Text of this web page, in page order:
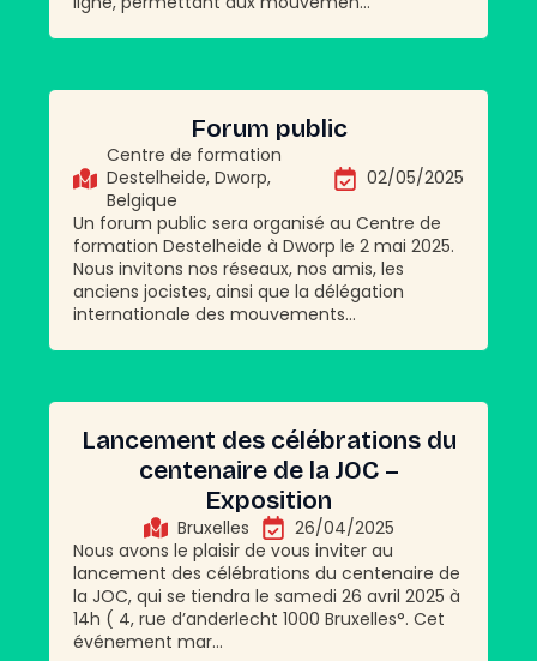
Forum public
Centre de formation
Destelheide, Dworp,
Belgique
02/05/2025
Un forum public sera organisé au Centre de
formation Destelheide à Dworp le 2 mai 2025.
Nous invitons nos réseaux, nos amis, les
anciens jocistes, ainsi que la délégation
internationale des mouvements...
Lancement des célébrations du
centenaire de la JOC –
Exposition
Bruxelles
26/04/2025
Nous avons le plaisir de vous inviter au
lancement des célébrations du centenaire de
la JOC, qui se tiendra le samedi 26 avril 2025 à
14h ( 4, rue d’anderlecht 1000 Bruxelles°. Cet
événement mar...